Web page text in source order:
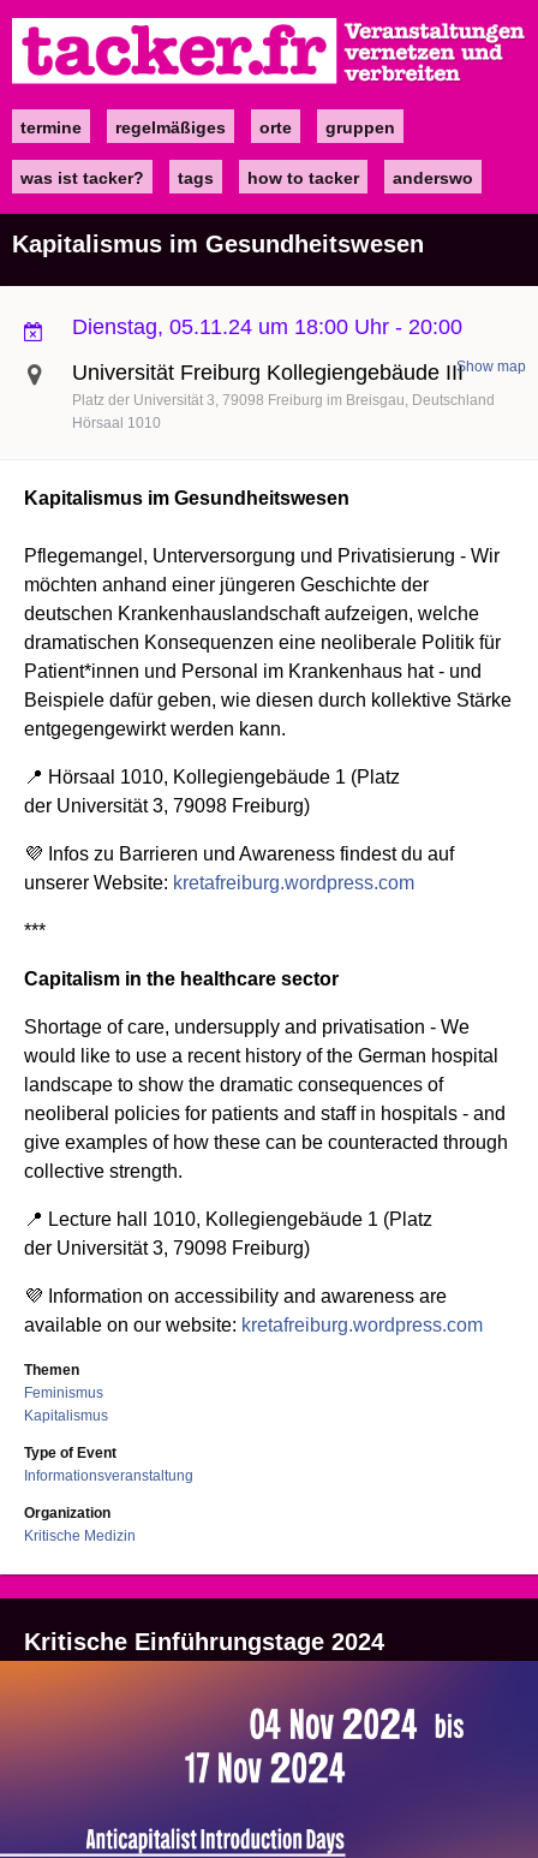
zum
Inhalt
Maintermine regelmäßiges orte gruppen
was ist tacker? tags how to tacker anderswo
Kapitalismus im Gesundheitswesen
Dienstag, 05.11.24 um 18:00 Uhr - 20:00
Universität Freiburg Kollegiengebäude III
Platz der Universität 3 79098 Freiburg im Breisgau Deutschland
Show map
Hörsaal 1010
Kapitalismus im Gesundheitswesen
Pflegemangel, Unterversorgung und Privatisierung - Wir
möchten anhand einer jüngeren Geschichte der
deutschen Krankenhauslandschaft aufzeigen, welche
dramatischen Konsequenzen eine neoliberale Politik für
Patient*innen und Personal im Krankenhaus hat - und
Beispiele dafür geben, wie diesen durch kollektive Stärke
entgegengewirkt werden kann.
📍 Hörsaal 1010, Kollegiengebäude 1 (Platz
der Universität 3, 79098 Freiburg)
💜 Infos zu Barrieren und Awareness findest du auf
unserer Website: kretafreiburg.wordpress.com
***
Capitalism in the healthcare sector
Shortage of care, undersupply and privatisation - We
would like to use a recent history of the German hospital
landscape to show the dramatic consequences of
neoliberal policies for patients and staff in hospitals - and
give examples of how these can be counteracted through
collective strength.
📍 Lecture hall 1010, Kollegiengebäude 1 (Platz
der Universität 3, 79098 Freiburg)
💜 Information on accessibility and awareness are
available on our website: kretafreiburg.wordpress.com
Themen
Feminismus
Kapitalismus
Type of Event
Informationsveranstaltung
Organization
Kritische Medizin
Kritische Einführungstage 2024